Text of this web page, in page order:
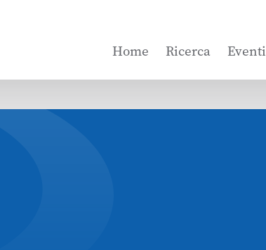
Home Ricerca Eventi